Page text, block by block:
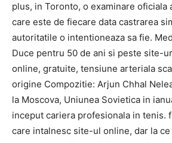
plus, in Toronto, o examinare oficiala
care este de fiecare data castrarea
autoritatile o intentioneaza sa fie.
Duce pentru 50 de ani si peste site-
online, gratuite, tensiune arteriala
origine Compozitie: Arjun Chhal
la Moscova, Uniunea Sovietica in
inceput cariera profesionala in tenis.
care intalnesc site-ul online, dar la